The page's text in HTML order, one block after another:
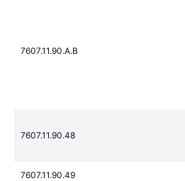
7607.11.90.A.B
7607.11.90.48
7607.11.90.49